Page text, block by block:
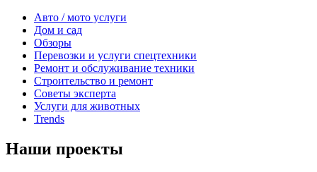
Авто / мото услуги
Дом и сад
Обзоры
Перевозки и услуги спецтехники
Ремонт и обслуживание техники
Строительство и ремонт
Советы эксперта
Услуги для животных
Trends
Наши проекты